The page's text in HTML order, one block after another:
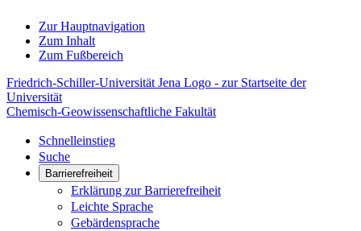
Zur Hauptnavigation
Zum Inhalt
Zum Fußbereich
Friedrich-Schiller-Universität Jena Logo - zur Startseite der
Universität
Chemisch-Geowissenschaftliche Fakultät
Schnelleinstieg
Suche
Barrierefreiheit
Erklärung zur Barrierefreiheit
Leichte Sprache
Gebärdensprache